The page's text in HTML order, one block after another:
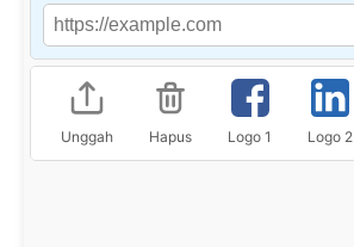
Unggah Hapus Logo 1 Logo 2